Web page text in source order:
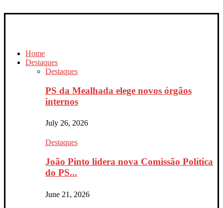
Home
Destaques
Destaques
PS da Mealhada elege novos órgãos
internos
July 26, 2026
Destaques
João Pinto lidera nova Comissão Política
do PS...
June 21, 2026